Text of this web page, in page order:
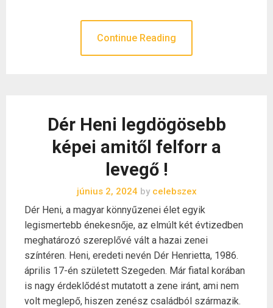
Continue Reading
Dér Heni legdögösebb
képei amitől felforr a
levegő !
június 2, 2024 bycelebszex
Dér Heni, a magyar könnyűzenei élet egyik
legismertebb énekesnője, az elmúlt két évtizedben
meghatározó szereplővé vált a hazai zenei
színtéren. Heni, eredeti nevén Dér Henrietta, 1986.
április 17-én született Szegeden. Már fiatal korában
is nagy érdeklődést mutatott a zene iránt, ami nem
volt meglepő, hiszen zenész családból származik.